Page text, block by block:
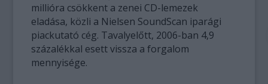
millióra csökkent a zenei CD-lemezek
eladása, közli a Nielsen SoundScan iparági
piackutató cég. Tavalyelőtt, 2006-ban 4,9
százalékkal esett vissza a forgalom
mennyisége.